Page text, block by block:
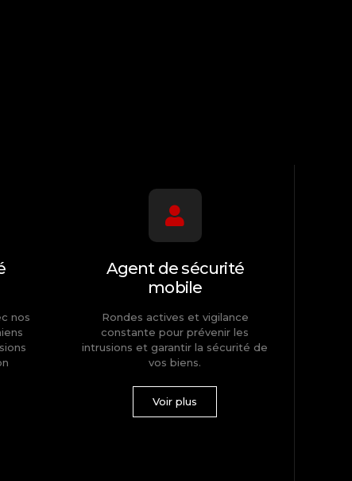
nos
Agent de sécurité
mobile
Rondes actives et vigilance
constante pour prévenir les
intrusions et garantir la sécurité de
vos biens.
Voir plus